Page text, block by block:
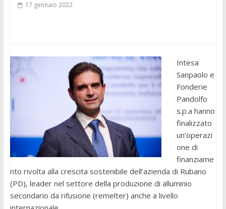
17 gennaio 2022
Intesa
Sanpaolo e
Fonderie
Pandolfo
s.p.a hanno
finalizzato
un’operazi
one di
finanziame
nto rivolta alla crescita sostenibile dell’azienda di Rubano
(PD), leader nel settore della produzione di alluminio
secondario da rifusione (remelter) anche a livello